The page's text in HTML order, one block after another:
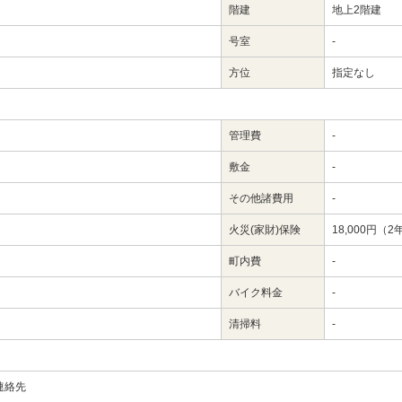
階建 地上2階建
号室 -
方位 指定なし
管理費 -
敷金 -
その他諸費用 -
火災(家財)保険 18,000円（2
町内費 -
バイク料金 -
清掃料 -
絡先